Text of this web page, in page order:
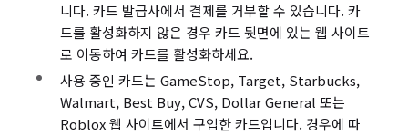
니다. 카드 발급사에서 결제를 거부할 수 있습니다. 카
드를 활성화하지 않은 경우 카드 뒷면에 있는 웹 사이트
로 이동하여 카드를 활성화하세요.
사용 중인 카드는 GameStop, Target, Starbucks,
Walmart, Best Buy, CVS, Dollar General 또는
Roblox 웹 사이트에서 구입한 카드입니다. 경우에 따